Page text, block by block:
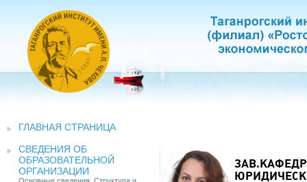
ГЛАВНАЯ СТРАНИЦА
СВЕДЕНИЯ ОБ
ОБРАЗОВАТЕЛЬНОЙ
ОРГАНИЗАЦИИ